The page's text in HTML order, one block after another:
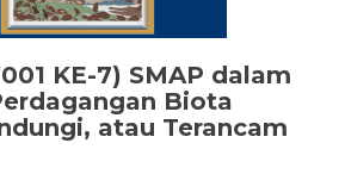
KE-7) SMAP dalam
Biota
atau Terancam